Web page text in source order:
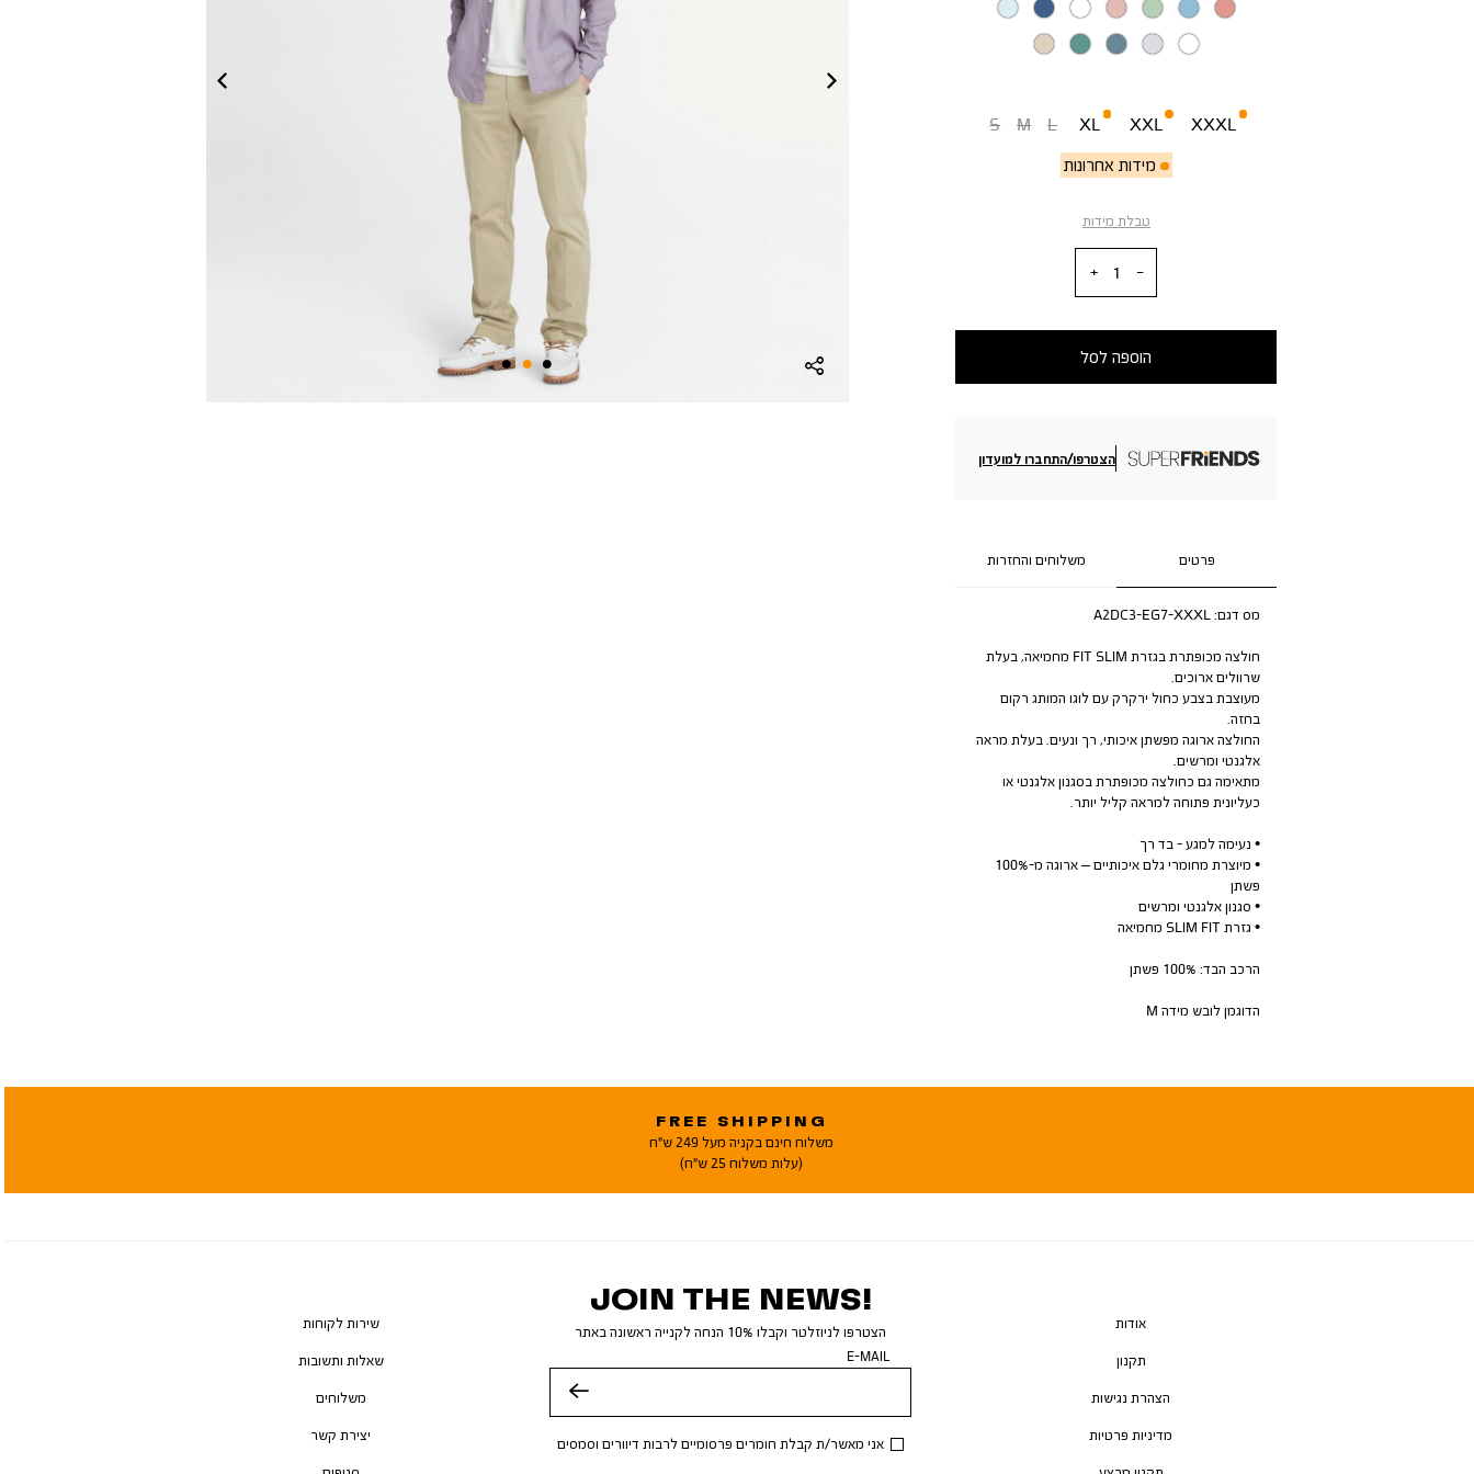
S M L
XL
מידות אחרונות
XXL XXXL
טבלת מידות
הוספה לסל
הצטרפו/התחברו למועדון
פרטים משלוחים והחזרות
מס דגם:A2DC3-EG7-XXXL
חולצה מכופתרת בגזרת FIT SLIM מחמיאה, בעלת
שרוולים ארוכים.
מעוצבת בצבע כחול ירקרק עם לוגו המותג רקום
בחזה.
החולצה ארוגה מפשתן איכותי, רך ונעים. בעלת מראה
אלגנטי ומרשים.
מתאימה גם כחולצה מכופתרת בסגנון אלגנטי או
כעליונית פתוחה למראה קליל יותר.
• נעימה למגע - בד רך
• מיוצרת מחומרי גלם איכותיים – ארוגה מ-100%
פשתן
• סגנון אלגנטי ומרשים
• גזרת SLIM FIT מחמיאה
הרכב הבד: 100% פשתן
הדוגמן לובש מידה M
FREE SHIPPING
משלוח חינם בקניה מעל 249 ש"ח
(עלות משלוח 25 ש"ח)
JOIN THE NEWS!
הצטרפו לניוזלטר וקבלו 10% הנחה לקנייה ראשונה באתר
E-MAIL
אני מאשר/ת קבלת חומרים פרסומיים לרבות דיוורים וסמסים
אודות
תקנון
הצהרת נגישות
מדיניות פרטיות
שירות לקוחות
שאלות ותשובות
משלוחים
יצירת קשר